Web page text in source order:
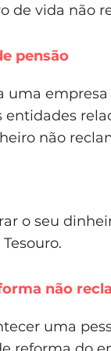
de vida não
pensão
uma
não
o seu
não
uma